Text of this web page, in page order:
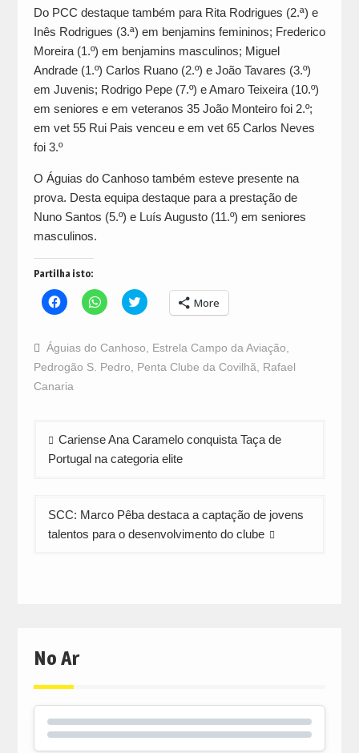
Do PCC destaque também para Rita Rodrigues (2.ª) e
Inês Rodrigues (3.ª) em benjamins femininos; Frederico
Moreira (1.º) em benjamins masculinos; Miguel
Andrade (1.º) Carlos Ruano (2.º) e João Tavares (3.º)
em Juvenis; Rodrigo Pepe (7.º) e Amaro Teixeira (10.º)
em seniores e em veteranos 35 João Monteiro foi 2.º;
em vet 55 Rui Pais venceu e em vet 65 Carlos Neves
foi 3.º
O Águias do Canhoso também esteve presente na
prova. Desta equipa destaque para a prestação de
Nuno Santos (5.º) e Luís Augusto (11.º) em seniores
masculinos.
Partilha isto:
Click
to
Facebook
(Opens
new
window)
Click
to
WhatsApp
(Opens
in
new
Click
to
Twitter
(Opens
in
new
More
Águias do Canhoso Estrela Campo da Aviação
Pedrogão S. Pedro
Penta Clube da Covilhã
Rafael
Canaria
Navegação
de
Cariense Ana Caramelo conquista Taça de
Portugal na categoria elite
SCC: Marco Pêba destaca a captação de jovens
talentos para o desenvolvimento do clube
No Ar